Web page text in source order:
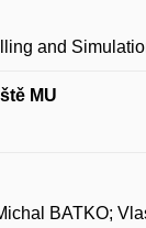
and
MU
BATKO;